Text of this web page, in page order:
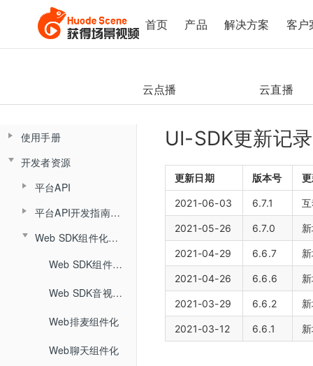
首页 产品 解决方案 客户
云点播 云直播
使用手册
控制台操作手册
直播间管理
创建直播间
直播间设置
链接获取
回放查看
数据统计
数据总览
监课管理
监课列表
直播间日志
云盘管理
文档库
媒体库
开发者中心
产品简介
角色介绍
登录与准备
主界面介绍
教室功能介绍
音视频设置
云课堂App端用户使用手册
产品简介
角色介绍
登录
界面介绍
教室功能介绍
产品发版记录
发版记录
开发者资源
平台API
平台概述说明
直播间管理
创建直播间
更新直播间
查询直播间信息
创建登录sessionId
分组信息
查询分组场次列表
查询分组列表详情
导入预设分组名单
回放管理
查询普通合流回放列表
查询全景合流回放列表
聊天
查询聊天信息
平台API开发指南（旧版本）
API概述
小班课管理API
聊天相关API
回放相关API
自动登录相关API
Web SDK组件化开发指南
Web SDK组件化快速集成文档
Web SDK音视频API文档
Web排麦组件化
Web聊天组件化
UI-SDK更新记录
更新日期 版本号
2021-06-03 6.7.1
2021-05-26 6.7.0
2021-04-29 6.6.7
2021-04-26 6.6.6
2021-03-29 6.6.2
2021-03-12 6.6.1